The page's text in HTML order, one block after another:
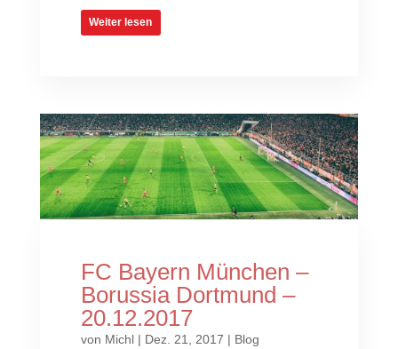
Weiter lesen
FC Bayern München –
Borussia Dortmund –
20.12.2017
von Michl| Dez. 21, 2017 | Blog